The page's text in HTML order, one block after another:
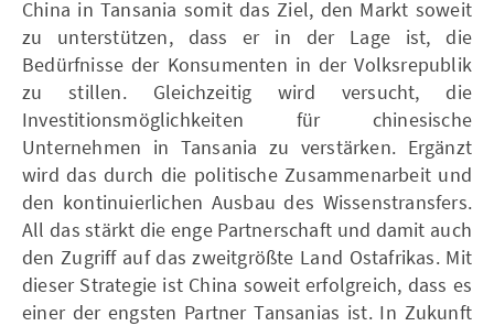
China in Tansania somit das Ziel, den Markt soweit
zu unterstützen, dass er in der Lage ist, die
Bedürfnisse der Konsumenten in der Volksrepublik
zu stillen. Gleichzeitig wird versucht, die
Investitionsmöglichkeiten für chinesische
Unternehmen in Tansania zu verstärken. Ergänzt
wird das durch die politische Zusammenarbeit und
den kontinuierlichen Ausbau des Wissenstransfers.
All das stärkt die enge Partnerschaft und damit auch
den Zugriff auf das zweitgrößte Land Ostafrikas. Mit
dieser Strategie ist China soweit erfolgreich, dass es
einer der engsten Partner Tansanias ist. In Zukunft